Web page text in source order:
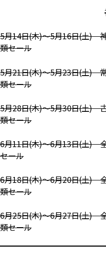
5月14日(木)～5月16日(土)
類セール
5月21日(木)～5月23日(土
類セール
5月28日(木)～5月30日(土
類セール
6月11日(木)～6月13日(土)
セール
6月18日(木)～6月20日(土)
類セール
6月25日(木)～6月27日(土)
類セール